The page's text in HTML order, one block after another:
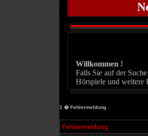
Willkommen !
Falls Sie auf der
Hörspiele und weitere
1 � Fehlermeldung
Fehlermeldung